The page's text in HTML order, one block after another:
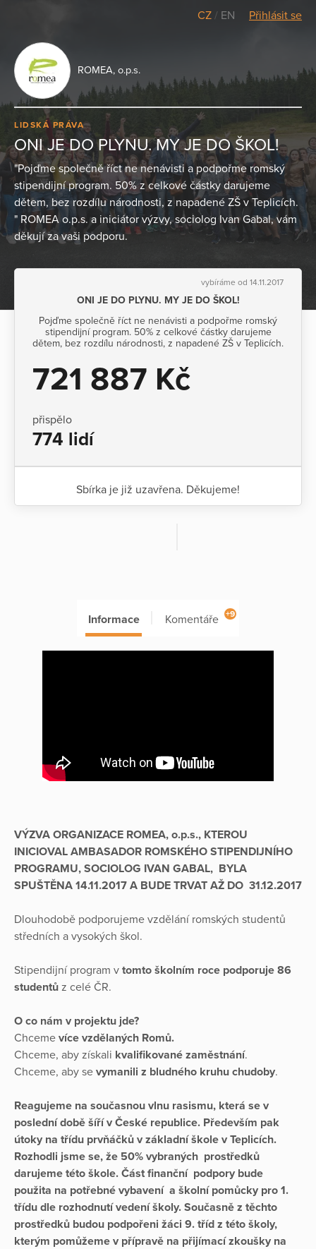
CZ / EN Přihlásit se
ROMEA, o.p.s.
LIDSKÁ PRÁVA
ONI JE DO PLYNU. MY JE DO ŠKOL!
"Pojďme společně říct ne nenávisti a podpořme romský
stipendijní program. 50% z celkové částky darujeme
dětem, bez rozdílu národnosti, z napadené ZŠ v Teplicích.
" ROMEA o.p.s. a iniciátor výzvy, sociolog Ivan Gabal, vám
děkují za vaši podporu.
vybíráme od 14.11.2017
ONI JE DO PLYNU. MY JE DO ŠKOL!
Pojďme společně říct ne nenávisti a podpořme romský
stipendijní program. 50% z celkové částky darujeme
dětem, bez rozdílu národnosti, z napadené ZŠ v Teplicích.
721 887 Kč
přispělo
774 lidí
Sbírka je již uzavřena. Děkujeme!
Informace Komentáře +9
VÝZVA ORGANIZACE ROMEA, o.p.s., KTEROU
INICIOVAL AMBASADOR ROMSKÉHO STIPENDIJNÍHO
PROGRAMU, SOCIOLOG IVAN GABAL, BYLA
SPUŠTĚNA 14.11.2017 A BUDE TRVAT AŽ DO 31.12.2017
Dlouhodobě podporujeme vzdělání romských studentů
středních a vysokých škol.
Stipendijní program v tomto školním roce podporuje 86
studentů z celé ČR.
O co nám v projektu jde?
Chceme více vzdělaných Romů.
Chceme, aby získali kvalifikované zaměstnání.
Chceme, aby se vymanili z bludného kruhu chudoby.
Reagujeme na současnou vlnu rasismu, která se v
poslední době šíří v České republice. Především pak
útoky na třídu prvňáčků v základní škole v Teplicích.
Rozhodli jsme se, že 50% vybraných prostředků
darujeme této škole. Část finanční podpory bude
použita na potřebné vybavení a školní pomůcky pro 1.
třídu dle rozhodnutí vedení školy. Současně z těchto
prostředků budou podpořeni žáci 9. tříd z této školy,
kterým pomůžeme v přípravě na přijímací zkoušky na